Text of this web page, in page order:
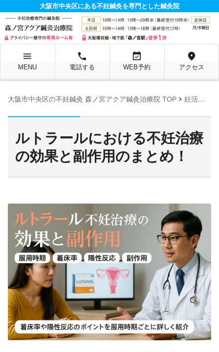
大阪市中央区にある不妊鍼灸を専門とした鍼灸院
menu
MENU
local_phone
電話する
event_available
WEB予約
location_on
アクセス
大阪市中央区の不妊鍼灸 森ノ宮アクア鍼灸治療院 TOP chevron_right 妊活お役立ち情報ページ
ルトラールにおける不妊治療
の効果と副作用のまとめ！